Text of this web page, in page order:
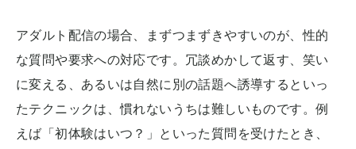
アダルト配信の場合、まずつまずきやすいのが、性的
な質問や要求への対応です。冗談めかして返す、笑い
に変える、あるいは自然に別の話題へ誘導するといっ
たテクニックは、慣れないうちは難しいものです。例
えば「初体験はいつ？」といった質問を受けたとき、